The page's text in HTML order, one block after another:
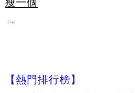
瘦一個
PR
【熱門排行榜】